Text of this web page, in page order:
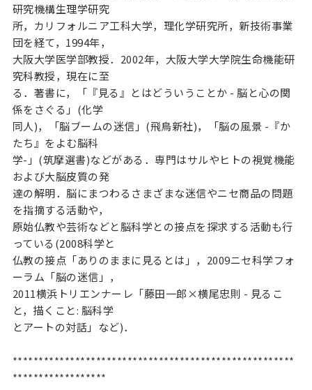
研究機構生理学研究
所，カリフォルニア工科大学，理化学研究所，新技術事業
団を経て，1994年，
大阪大学医学部教授．2002年，大阪大学大学院生命機能研
究科教授，現在に至
る．著書に，「『見る』とはどういうことか - 脳と心の関
係をさぐる」(化学
同人)，「脳ブームの迷信」(飛鳥新社)，「脳の風景 -『か
たち』をよむ脳科
学-」(筑摩選書)などがある．専門はサルやヒトの視覚機能
および大脳皮質の発
達の解明．脳にまつわるさまざまな迷信やニセ商品の問題
を指摘する活動や，
原始仏教や芸術などと脳科学との接点を探求する活動も行
っている(2008科学と
仏教の接点「ありのままに見るとは」，2009ニセ科学フォ
ーラム「脳の迷信」，
2011横浜トリエンナーレ「藤田一郎×横尾忠則 - 見るこ
と，描くこと: 脳科学
とアートの対話」など)．
******************************************************
******************